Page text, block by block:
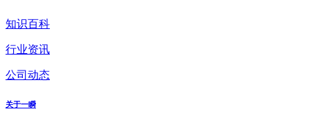
知识百科
行业资讯
公司动态
关于一瞬